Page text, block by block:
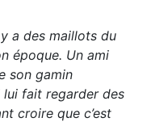
a des maillots du
époque. Un ami
son gamin
fait regarder des
croire que c’est